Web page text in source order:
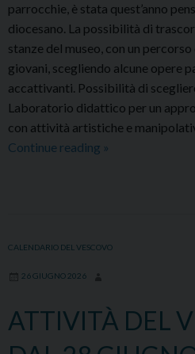
parrocchie, è stata quest’anno
diocesano. La possibilità di
stanze del museo, con un
giovani, scegliendo alcune opere
accattivanti. Possibilità di
Laboratorio didattico per un
con attività artistiche e
Continue reading Grest
»
CALENDARIO DEL VESCOVO
26 GIUGNO 2026
ATTIVITÀ DEL